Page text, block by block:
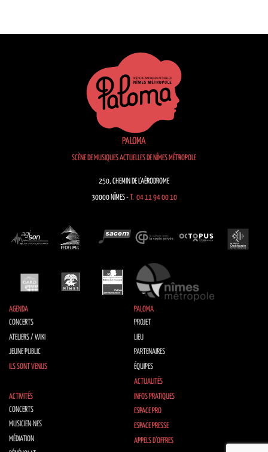
PALOMA
SCÈNE DE MUSIQUES ACTUELLES DE NÎMES MÉTROPOLE
250, CHEMIN DE L’AÉRODROME
30000 NÎMES -T. 04 11 94 00 10
AGENDA
CONCERTS
ATELIERS / WIKI
JEUNE PUBLIC
ILS SONT VENUS
PALOMA
PROJET
LIEU
PARTENAIRES
ÉQUIPES
ACTUALITÉS
ACTIVITÉS
CONCERTS
MUSICIEN·NES
MÉDIATION
INFOS PRATIQUES
ESPACE PRO
ESPACE PRESSE
APPELS D’OFFRES